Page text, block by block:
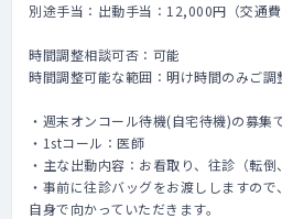
別途手当：出動手当：12,000円（交通費
時間調整相談可否：可能
時間調整可能な範囲：明け時間のみご調
・週末オンコール待機(自宅待機)の募集で
・1stコール：医師
・主な出動内容：お看取り、往診（転倒
・事前に往診バッグをお渡ししますの
自身で向かっていただきます。